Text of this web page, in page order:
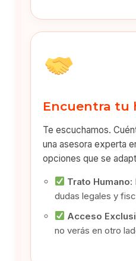
Encuentra tu
Te escuchamos.
una asesora experta
opciones que se
Trato Humano:
dudas legales y
Acceso
no verás en otro